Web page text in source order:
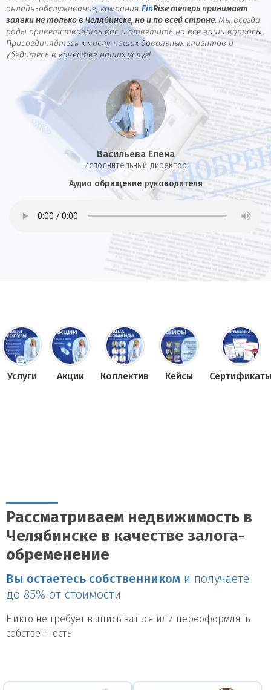
онлайн-обслуживание, компания FinRise теперь принимает
заявки не только в Челябинске, но и по всей стране. Мы всегда
рады приветствовать вас и ответить на все ваши вопросы.
Присоединяйтесь к числу наших довольных клиентов и
убедитесь в качестве наших услуг!
Васильева Елена
И сполнительный директор
Аудио обращение руководителя
Услуги Акции Коллектив Кейсы Сертификаты
Рассматриваем недвижимость в
Челябинске в качестве залога-
обременение
Вы остаетесь собственником и получаете
до 85% от стоимости
Никто не требует выписываться или переоформлять
собственность